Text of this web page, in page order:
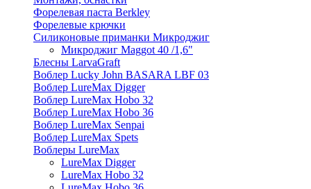
Форелевая паста Berkley
Форелевые крючки
Силиконовые приманки Микроджиг
Микроджиг Maggot 40 /1,6"
Блесны LarvaGraft
Воблер Lucky John BASARA LBF 03
Воблер LureMax Digger
Воблер LureMax Hobo 32
Воблер LureMax Hobo 36
Воблер LureMax Senpai
Воблер LureMax Spets
Воблеры LureMax
LureMax Digger
LureMax Hobo 32